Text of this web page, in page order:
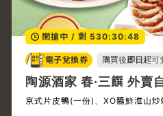
開搶中 / 剩 530:30:48
電子兌換券 購買後即日起可
陶源酒家 春·三饌 外賣
京式片皮鴨(一份)、XO醬鮮淮山炒